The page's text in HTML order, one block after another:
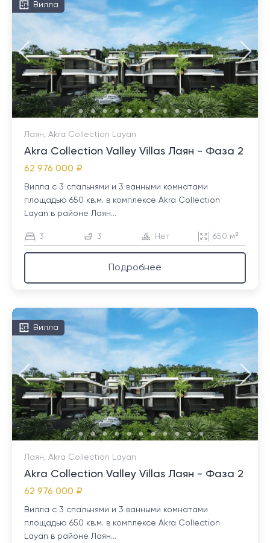
Вилла
Лаян, Akra Collection Layan
Akra Collection Valley Villas Лаян - Фаза 2
62 976 000 ₽
Вилла с 3 спальнями и 3 ванными комнатами
площадью 650 кв.м. в комплексе Akra Collection
Layan в районе Лаян...
3 3 Нет 650 м²
Подробнее
Вилла
Лаян, Akra Collection Layan
Akra Collection Valley Villas Лаян - Фаза 2
62 976 000 ₽
Вилла с 3 спальнями и 3 ванными комнатами
площадью 650 кв.м. в комплексе Akra Collection
Layan в районе Лаян...